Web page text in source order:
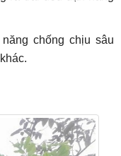
chống chịu sâu